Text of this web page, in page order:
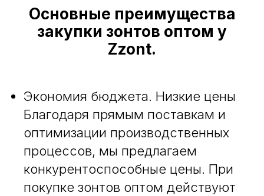
Основные преимущества
закупки зонтов оптом у
Zzont.
Экономия бюджета. Низкие цены
Благодаря прямым поставкам и
оптимизации производственных
процессов, мы предлагаем
конкурентоспособные цены. При
покупке зонтов оптом действуют